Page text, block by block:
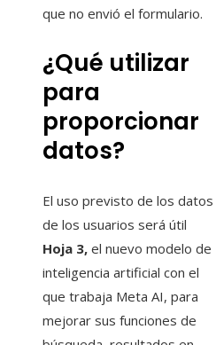
que no envió el formulario.
¿Qué utilizar
para
proporcionar
datos?
El uso previsto de los datos
de los usuarios será útil
Hoja 3, el nuevo modelo de
inteligencia artificial con el
que trabaja Meta AI, para
mejorar sus funciones de